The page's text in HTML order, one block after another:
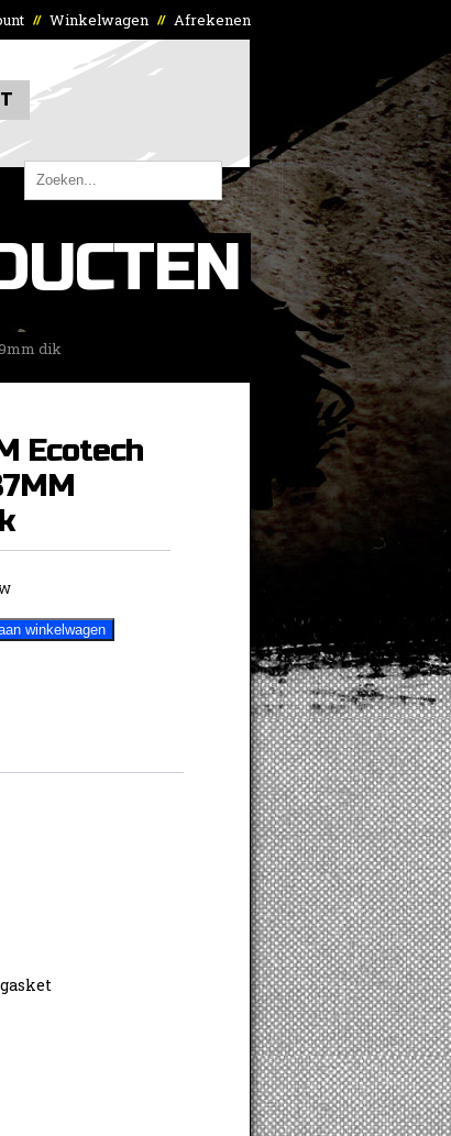
// Winkelwagen // Afrekenen
dik
Ecotech
winkelwagen